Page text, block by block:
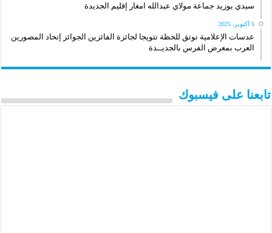
سيدي بوزيد جماعة مولاي عبدالله امغار إقليم الجديدة
5 أكتوبر، 2025
عدسات الإعلامية توتق للحظة تتويجا لجائزة الفائزين الجوائز إتحاد المصورين
العرب بمعرض الفرس بالجديــدة
تابعنا على فيسبوك